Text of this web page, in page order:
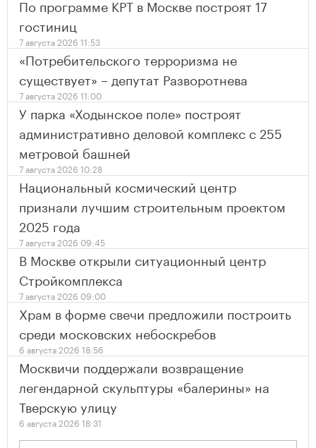
По программе КРТ в Москве построят 17
гостиниц
7 августа 2026 11:53
«Потребительского терроризма не
существует» – депутат Разворотнева
7 августа 2026 11:00
У парка «Ходынское поле» построят
административно деловой комплекс с 255
метровой башней
7 августа 2026 10:28
Национальный космический центр
признали лучшим строительным проектом
2025 года
7 августа 2026 09:45
В Москве открыли ситуационный центр
Стройкомплекса
7 августа 2026 09:00
Храм в форме свечи предложили построить
среди московских небоскребов
6 августа 2026 18:56
Москвичи поддержали возвращение
легендарной скульптуры «балерины» на
Тверскую улицу
6 августа 2026 18:31